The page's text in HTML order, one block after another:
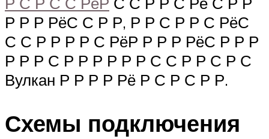
Р Р Р РёС С Р Р, Р Р С Р Р С РёС
С С Р Р Р Р С РёР Р Р Р РёС Р Р Р
Р Р Р С Р Р Р Р Р Р С С Р Р С Р С
Вулкан Р Р Р Р Рё Р С Р С Р Р.
Схемы подключения